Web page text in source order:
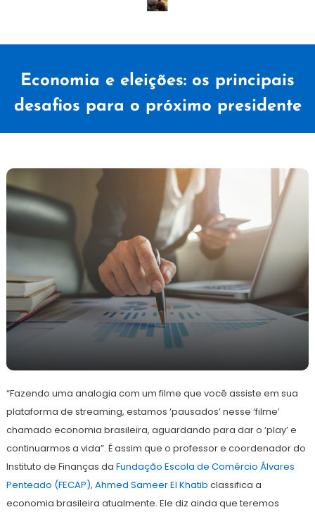
Economia e eleições: os principais
desafios para o próximo presidente
setembro
de
“Fazendo uma analogia com um filme que você assiste em sua
plataforma de streaming, estamos ‘pausados’ nesse ‘filme’
chamado economia brasileira, aguardando para dar o ‘play’ e
continuarmos a vida”. É assim que o professor e coordenador do
Instituto de Finanças da Fundação Escola de Comércio Álvares
Penteado (FECAP), Ahmed Sameer El Khatib classifica a
economia brasileira atualmente. Ele diz ainda que teremos